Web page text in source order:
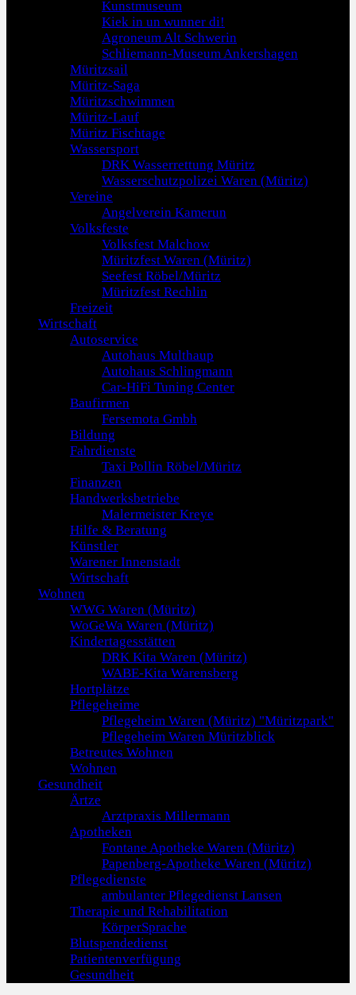
Kunstmuseum
Kiek in un wunner di!
Agroneum Alt Schwerin
Schliemann-Museum Ankershagen
Müritzsail
Müritz-Saga
Müritzschwimmen
Müritz-Lauf
Müritz Fischtage
Wassersport
DRK Wasserrettung Müritz
Wasserschutzpolizei Waren (Müritz)
Vereine
Angelverein Kamerun
Volksfeste
Volksfest Malchow
Müritzfest Waren (Müritz)
Seefest Röbel/Müritz
Müritzfest Rechlin
Freizeit
Wirtschaft
Autoservice
Autohaus Multhaup
Autohaus Schlingmann
Car-HiFi Tuning Center
Baufirmen
Fersemota Gmbh
Bildung
Fahrdienste
Taxi Pollin Röbel/Müritz
Finanzen
Handwerksbetriebe
Malermeister Kreye
Hilfe & Beratung
Künstler
Warener Innenstadt
Wirtschaft
Wohnen
WWG Waren (Müritz)
WoGeWa Waren (Müritz)
Kindertagesstätten
DRK Kita Waren (Müritz)
WABE-Kita Warensberg
Hortplätze
Pflegeheime
Pflegeheim Waren (Müritz) "Müritzpark"
Pflegeheim Waren Müritzblick
Betreutes Wohnen
Wohnen
Gesundheit
Ärtze
Arztpraxis Millermann
Apotheken
Fontane Apotheke Waren (Müritz)
Papenberg-Apotheke Waren (Müritz)
Pflegedienste
ambulanter Pflegedienst Lansen
Therapie und Rehabilitation
KörperSprache
Blutspendedienst
Patientenverfügung
Gesundheit